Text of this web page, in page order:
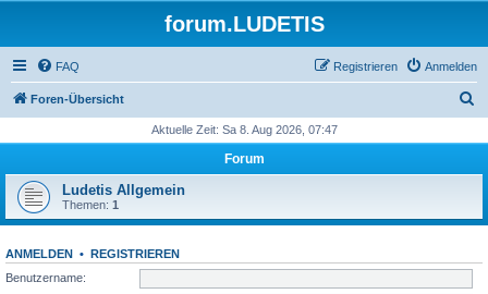
forum.LUDETIS
FAQ Anmelden
Registrieren
Foren-Übersicht
h
Aktuelle Zeit: Sa 8. Aug 2026, 07:47
Forum
Ludetis Allgemein
Themen: 1
ANMELDEN • REGISTRIEREN
Benutzername: